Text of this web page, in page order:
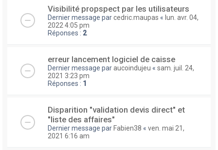
Visibilité propspect par les utilisateurs
Dernier message parcedric.maupas « lun. avr. 04,
2022 4:05 pm
Réponses : 2
erreur lancement logiciel de caisse
Dernier message paraucoindujeu « sam. juil. 24,
2021 3:23 pm
Réponses : 1
Disparition "validation devis direct" et
"liste des affaires"
Dernier message parFabien38 « ven. mai 21,
2021 6:16 am